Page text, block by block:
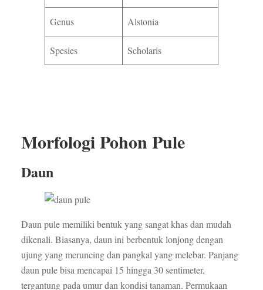
Genus Alstonia
Spesies Scholaris
Morfologi Pohon Pule
Daun
Daun pule memiliki bentuk yang sangat khas dan mudah
dikenali. Biasanya, daun ini berbentuk lonjong dengan
ujung yang meruncing dan pangkal yang melebar. Panjang
daun pule bisa mencapai 15 hingga 30 sentimeter,
tergantung pada umur dan kondisi tanaman. Permukaan